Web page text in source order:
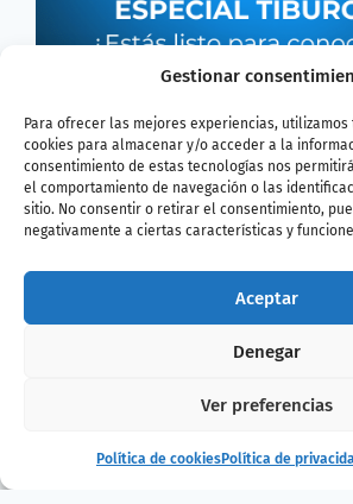
Gestionar
Para ofrecer las mejores experiencias,
cookies para almacenar y/o acceder a la
consentimiento de estas tecnologías nos
el comportamiento de navegación o las
sitio. No consentir o retirar el consentimiento,
negativamente a ciertas características y
Aceptar
Denegar
Ver preferencias
Política de cookiesPolítica de
¿Te ha
la noticia?